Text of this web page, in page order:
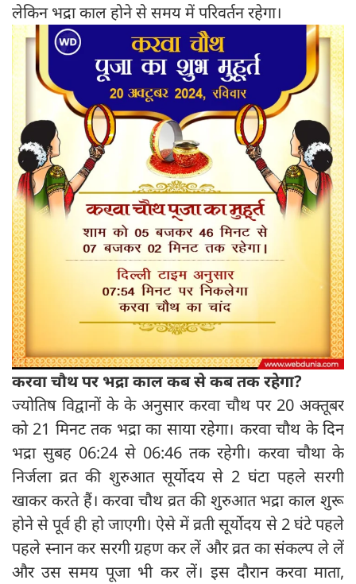
लेकिन भद्रा काल होने से समय में परिवर्तन रहेगा।
करवा चौथ पर भद्रा काल कब से कब तक रहेगा?
ज्योतिष विद्वानों के के अनुसार करवा चौथ पर 20 अक्तूबर
को 21 मिनट तक भद्रा का साया रहेगा। करवा चौथ के दिन
भद्रा सुबह 06:24 से 06:46 तक रहेगी। करवा चौथा के
निर्जला व्रत की शुरुआत सूर्योदय से 2 घंटा पहले सरगी
खाकर करते हैं। करवा चौथ व्रत की शुरुआत भद्रा काल शुरू
होने से पूर्व ही हो जाएगी। ऐसे में व्रती सूर्योदय से 2 घंटे पहले
पहले स्नान कर सरगी ग्रहण कर लें और व्रत का संकल्प ले लें
और उस समय पूजा भी कर लें। इस दौरान करवा माता,